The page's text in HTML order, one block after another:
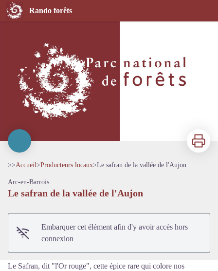
Rando forêts
Le safran de la vallée de l'Aujon
Imprimer
>>Accueil>Producteurs locaux>Le safran de la vallée de l'Aujon
Arc-en-Barrois
Le safran de la vallée de l'Aujon
Embarquer cet élément afin d'y avoir accès hors
connexion
Le Safran, dit "l'Or rouge", cette épice rare qui colore nos